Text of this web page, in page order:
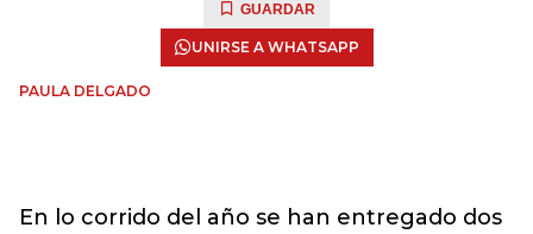
GUARDAR
UNIRSE A WHATSAPP
PAULA DELGADO
En lo corrido del año se han entregado dos